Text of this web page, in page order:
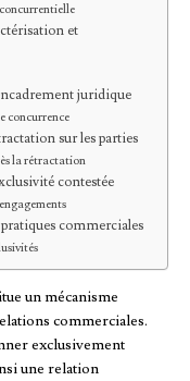
et
juridique
concurrence
sur les parties
la rétractation
contestée
commerciales
un mécanisme
commerciales.
exclusivement
une relation